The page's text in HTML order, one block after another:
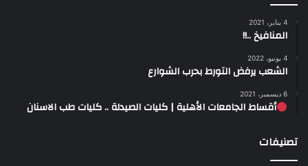
4 يناير، 2021
المنافيخ ..!!
4 يونيو، 2022
الشعب يرفض التورط بحرب الشوارع
6 ديسمبر، 2021
أقساط الجامعات الأهلية | كليات الصيدلة .. كليات طب الاسنان
تصنيفات